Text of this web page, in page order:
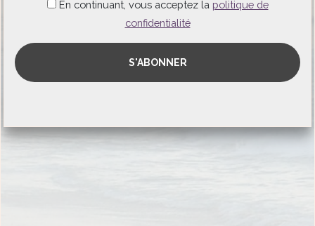
En continuant, vous acceptez la politique de
confidentialité